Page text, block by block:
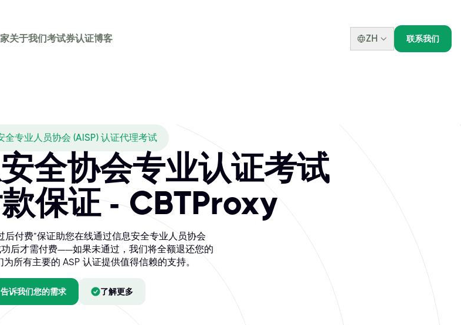
家关于我们考试券认证博客 ZH 联系我们
全专业人员协会 (AISP) 认证代理考试
全协会专业认证考试
款保证 - CBTProxy
后付费”保证助您在线通过信息安全专业人员协会
功后才需付费——如果未通过，我们将全额退还您的
所有主要的 ASP 认证提供值得信赖的支持。
告诉我们您的需求 了解更多